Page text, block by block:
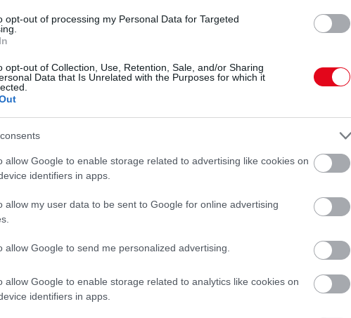
opt-out of processing my Personal Data for Targeted
opt-out of Collection, Use, Retention, Sale, and/or Sharing
Data that Is Unrelated with the Purposes for which it
allow Google to enable storage related to advertising like cookies on
identifiers in apps.
allow my user data to be sent to Google for online advertising
allow Google to send me personalized advertising.
allow Google to enable storage related to analytics like cookies on
identifiers in apps.